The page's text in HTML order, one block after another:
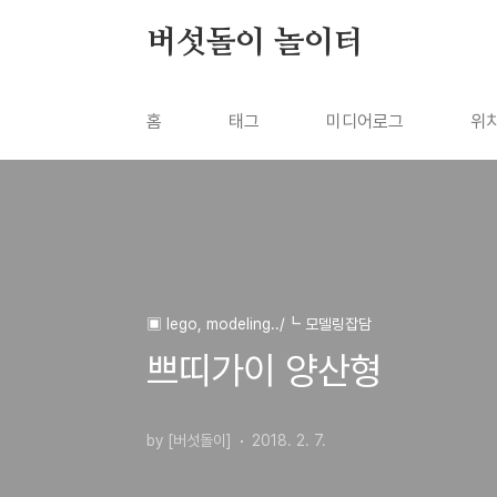
버섯돌이 놀이터
홈 태그 미디어로그 위
▣ lego, modeling../┗ 모델링잡담
쁘띠가이 양산형
by [버섯돌이] 2018. 2. 7.